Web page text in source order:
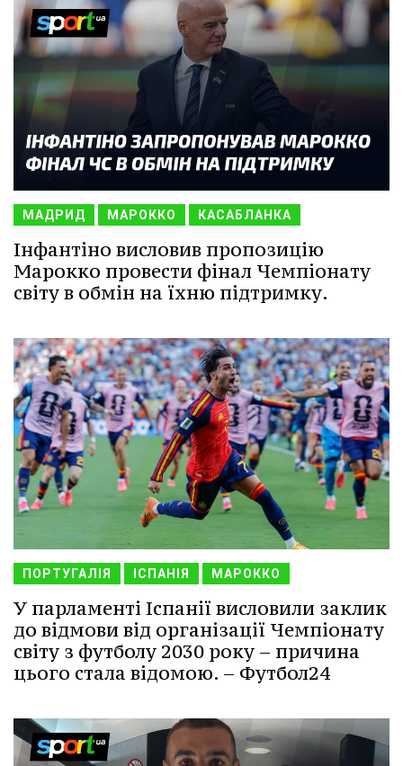
МАДРИД МАРОККО КАСАБЛАНКА
Інфантіно висловив пропозицію
Марокко провести фінал Чемпіонату
світу в обмін на їхню підтримку.
ПОРТУГАЛІЯ ІСПАНІЯ МАРОККО
У парламенті Іспанії висловили заклик
до відмови від організації Чемпіонату
світу з футболу 2030 року – причина
цього стала відомою. – Футбол24